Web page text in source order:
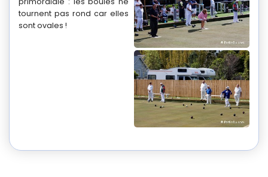
tournent pas rond car elles
sont ovales !